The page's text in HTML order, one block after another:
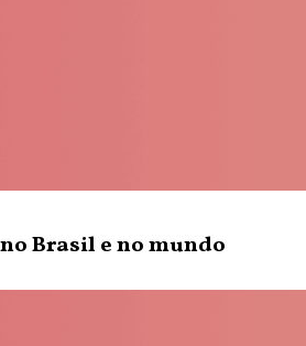
Brasil e no mundo